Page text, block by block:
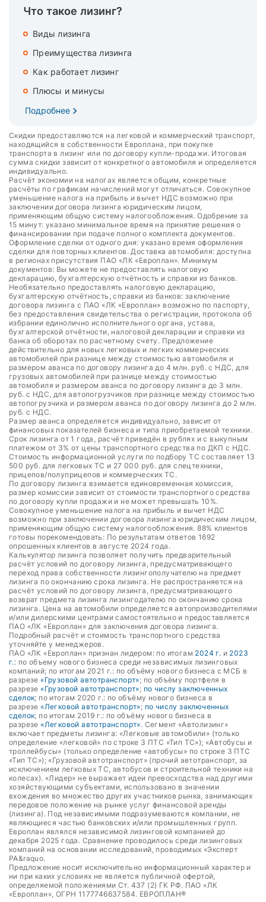
Что такое лизинг?
Виды лизинга
Преимущества лизинга
Как работает лизинг
Плюсы и минусы
Подробнее
Скидки предоставляются на легковой и коммерческий транспорт,
находящийся в собственности Европлана, при покупке
транспорта в лизинг или по договору купли-продажи. Итоговая
сумма скидки зависит от конкретного автомобиля и определяется
индивидуально.
Расчёт экономии на налогах является общим, конкретные
расчёты по графикам начислений могут отличаться. Совокупное
уменьшение налога на прибыль и вычет НДС возможно при
заключении договора лизинга юридическим лицом,
применяющим общую систему налогообложения. Одобрение за
15 минут: указано минимальное время на принятие решения о
финансировании при подаче полного комплекта документов.
Оформление сделки от одного дня: указано время оформления
сделки для повторных клиентов. Доставка автомобиля: доступна
в регионах присутствия ПАО «ЛК «Европлан». Минимум
документов: Вы можете не предоставлять налоговую
декларацию, бухгалтерскую отчётность и справки из банков.
Необязательно предоставлять налоговую декларацию,
бухгалтерскую отчётность, справки из банков: заключение
договора лизинга с ПАО «ЛК «Европлан» возможно по паспорту,
без предоставления свидетельства о регистрации, протокола об
избрании единолично исполнительного органа, устава,
бухгалтерской отчётности, налоговой декларации и справки из
банка об оборотах по расчетному счету. Предложение
действительно для новых легковых и легких коммерческих
автомобилей при разнице между стоимостью автомобиля и
размером аванса по договору лизинга до 4 млн. руб. с НДС, для
грузовых автомобилей при разнице между стоимостью
автомобиля и размером аванса по договору лизинга до 3 млн.
руб. с НДС, для автопогрузчиков при разнице между стоимостью
автопогрузчика и размером аванса по договору лизинга до 2 млн.
руб. с НДС.
Размер аванса определяется индивидуально, зависит от
финансовых показателей бизнеса и типа приобретаемой техники.
Срок лизинга от 1 года, расчёт приведён в рублях и с выкупным
платежом от 3% от цены транспортного средства по ДКП с НДС.
Стоимость информационной услуги по подбору ТС составляет 13
500 руб. для легковых ТС и 27 000 руб. для спецтехники,
прицепов/полуприцепов и коммерческих ТС.
По договору лизинга взимается единовременная комиссия,
размер комиссии зависит от стоимости транспортного средства
по договору купли продажи и не может превышать 10%.
Совокупное уменьшение налога на прибыль и вычет НДС
возможно при заключении договора лизинга юридическим лицом,
применяющим общую систему налогообложения. 88% клиентов
готовы порекомендовать: По результатам ответов 1692
опрошенных клиентов в августе 2024 года.
Калькулятор лизинга позволяет получить предварительный
расчёт условий по договору лизинга, предусматривающего
переход права собственности лизингополучателю на предмет
лизинга по окончанию срока лизинга. Не распространяется на
расчёт условий по договору лизинга, предусматривающего
возврат предмета лизинга лизингодателю по окончанию срока
лизинга. Цена на автомобили определяется автопроизводителями
и/или дилерскими центрами самостоятельно и предоставляется
ПАО «ЛК «Европлан» для заключения договора лизинга.
Подробный расчёт и стоимость транспортного средства
уточняйте у менеджеров.
ПАО «ЛК «Европлан» признан лидером: по итогам 2024 г. и 2023
г.: по объему нового бизнеса среди независимых лизинговых
компаний; по итогам 2021 г.: по объёму нового бизнеса с МСБ в
разрезе «Грузовой автотранспорт»; по объёму портфеля в
разрезе «Грузовой автотранспорт»; по числу заключенных
сделок; по итогам 2020 г.: по объёму нового бизнеса в
разрезе «Легковой автотранспорт»; по числу заключенных
сделок; по итогам 2019 г.: по объёму нового бизнеса в
разрезе «Легковой автотранспорт». Сегмент «Автолизинг»
включает предметы лизинга: «Легковые автомобили» (только
определение «легковой» по строке 3 ПТС «Тип ТС»); «Автобусы и
троллейбусы» (только определение «автобусы» по строке 3 ПТС
«Тип ТС»); «Грузовой автотранспорт» (прочий автотранспорт, за
исключением легковых ТС, автобусов и строительной техники на
колесах). «Лидер» не выражает идеи превосходства над другими
хозяйствующими субъектами, использовано в значении
вхождения во множество других участников рынка, занимающих
передовое положение на рынке услуг финансовой аренды
(лизинга). Под независимыми подразумеваются компании, не
являющиеся частью банковских и/или промышленных групп.
Европлан являлся независимой лизинговой компанией до
декабря 2025 года. Сравнение проводилось среди лизинговых
компаний на основании исследований, проводимых «Эксперт
РА&raquo.
Предложение носит исключительно информационный характер и
ни при каких условиях не является публичной офертой,
определяемой положениями Ст. 437 (2) ГК РФ. ПАО «ЛК
«Европлан», ОГРН 1177746637584. ЕВРОПЛАН®